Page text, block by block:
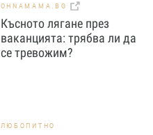
OHNAMAMA.BG
Късното лягане през
ваканцията: трябва ли да
се тревожим?
ЛЮБОПИТНО